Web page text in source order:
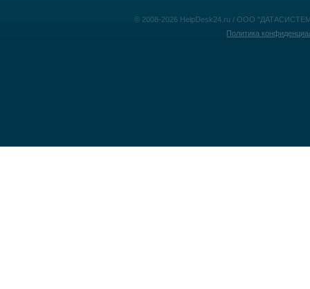
© 2008-2026 HelpDesk24.ru / ООО
Политика